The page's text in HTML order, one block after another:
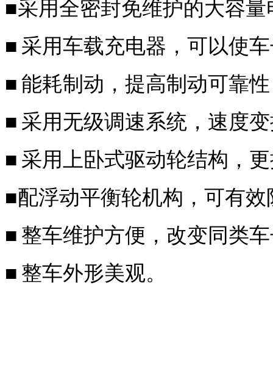
■采用全密封免维护的大容
■ 采用车载充电器，可以使
■ 能耗制动，提高制动可靠
■ 采用无级调速系统，速度
■ 采用上卧式驱动轮结构，
■配浮动平衡轮机构，可有
■ 整车维护方便，改变同类
■ 整车外形美观。